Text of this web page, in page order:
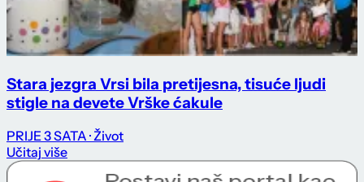
Stara jezgra Vrsi bila pretijesna, tisuće ljudi
stigle na devete Vrške ćakule
PRIJE 3 SATA · Život
Učitaj više